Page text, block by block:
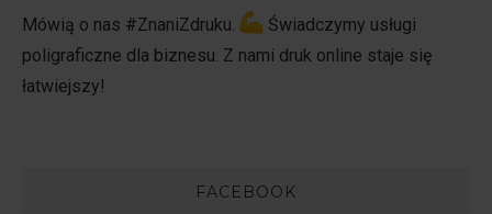
Mówią o nas #ZnaniZdruku.
Świadczymy usługi
poligraficzne dla biznesu. Z nami druk online staje się
łatwiejszy!
FACEBOOK